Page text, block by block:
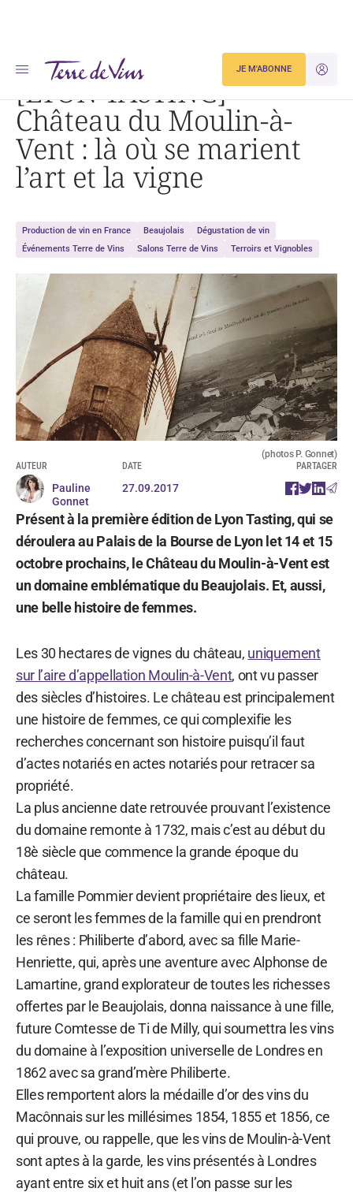
JE
JE M'ABONNE
Accueil [LYON TASTING] Château du Moulin-à-Vent : là où se marient l’art et la vigne
[LYON TASTING]
Château du Moulin-à-
Vent : là où se marient
l’art et la vigne
Production de vin en France Beaujolais
Dégustation de vin
Événements Terre de Vins
Salons Terre de Vins Terroirs et Vignobles
(photos P. Gonnet)
AUTEUR
Pauline
Gonnet
DATE
27.09.2017
PARTAGER
Présent à la première édition de Lyon Tasting, qui se
déroulera au Palais de la Bourse de Lyon let 14 et 15
octobre prochains, le Château du Moulin-à-Vent est
un domaine emblématique du Beaujolais. Et, aussi,
une belle histoire de femmes.
Les 30 hectares de vignes du château, uniquement
sur l’aire d’appellation Moulin-à-Vent, ont vu passer
des siècles d’histoires. Le château est principalement
une histoire de femmes, ce qui complexifie les
recherches concernant son histoire puisqu’il faut
d’actes notariés en actes notariés pour retracer sa
propriété.
La plus ancienne date retrouvée prouvant l’existence
du domaine remonte à 1732, mais c’est au début du
18è siècle que commence la grande époque du
château.
La famille Pommier devient propriétaire des lieux, et
ce seront les femmes de la famille qui en prendront
les rênes : Philiberte d’abord, avec sa fille Marie-
Henriette, qui, après une aventure avec Alphonse de
Lamartine, grand explorateur de toutes les richesses
offertes par le Beaujolais, donna naissance à une fille,
future Comtesse de Ti de Milly, qui soumettra les vins
du domaine à l’exposition universelle de Londres en
1862 avec sa grand’mère Philiberte.
Elles remportent alors la médaille d’or des vins du
Macônnais sur les millésimes 1854, 1855 et 1856, ce
qui prouve, ou rappelle, que les vins de Moulin-à-Vent
sont aptes à la garde, les vins présentés à Londres
ayant entre six et huit ans (et l’on passe sur les